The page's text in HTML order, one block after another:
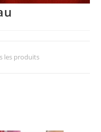
les produits